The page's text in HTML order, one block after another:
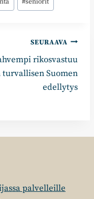
#seniorit
SEURAAVA
rikosvastuu
turvallisen Suomen
edellytys
palvelleille